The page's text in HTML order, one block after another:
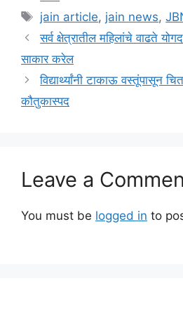
Tags
jain article, jain news,
सर्व क्षेत्रातील महिलांचे वाढते
साकार करेल
विद्यार्थ्यांनी टाकाऊ वस्तूंपासून
कौतुकास्पद
Leave a
You must be logged in to